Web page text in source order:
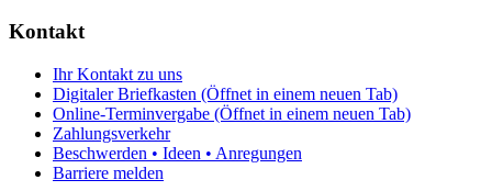
Kontakt
Ihr Kontakt zu uns
Digitaler Briefkasten (Öffnet in einem neuen Tab)
Online-Terminvergabe (Öffnet in einem neuen Tab)
Zahlungsverkehr
Beschwerden • Ideen • Anregungen
Barriere melden